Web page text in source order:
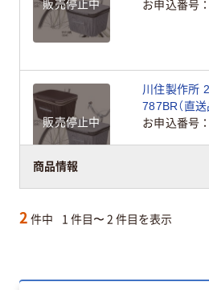
商品情報
販売停止中
お申込番号
販売停止中
川住製作所
787BR（直送
お申込番号
2 件中 1 件目〜 2 件目を表示